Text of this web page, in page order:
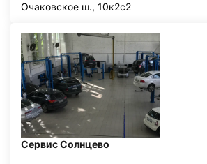
Очаковское ш., 10к2с2
Сервис Солнцево